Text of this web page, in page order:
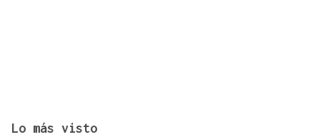
Lo más visto